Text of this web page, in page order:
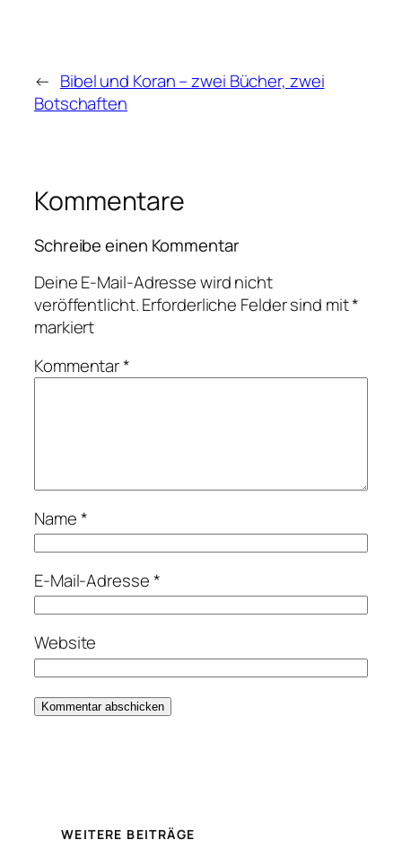
← Bibel und Koran – zwei Bücher, zwei
Botschaften
Kommentare
Schreibe einen Kommentar
Deine E-Mail-Adresse wird nicht
veröffentlicht.Erforderliche Felder sind mit*
markiert
Kommentar*
Name*
E-Mail-Adresse*
Website
WEITERE BEITRÄGE